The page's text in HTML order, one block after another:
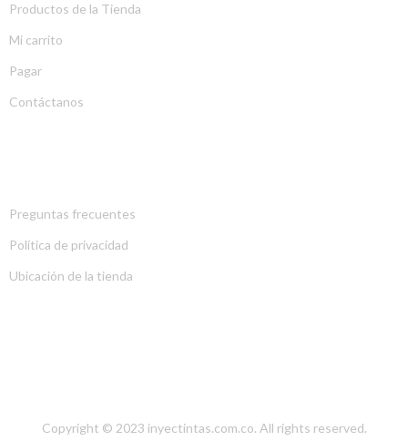
Productos de la Tienda
Mi carrito
Pagar
Contáctanos
Preguntas frecuentes
Política de privacidad
Ubicación de la tienda
Copyright © 2023 inyectintas.com.co. All rights reserved.